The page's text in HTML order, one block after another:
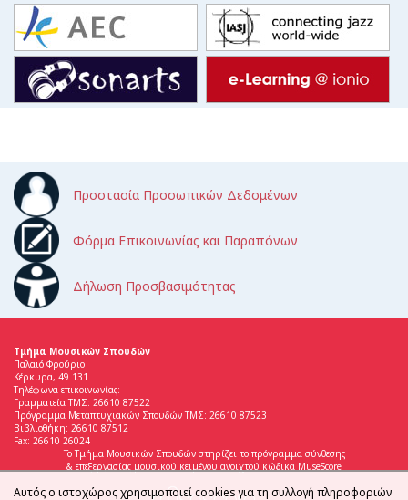
Προστασία Προσωπικών Δεδομένων
Φόρμα Επικοινωνίας και Παραπόνων
Δήλωση Προσβασιμότητας
Τμήμα Μουσικών Σπουδών
Παλαιό Φρούριο
Κέρκυρα, 49 131
Τηλέφωνα επικοινωνίας:
Γραμματεία ΤΜΣ: 26610 87522
Πρόγραμμα Μεταπτυχιακών Σπουδών ΤΜΣ: 26610 87523
Βιβλιοθήκη: 26610 87512
Fax: 26610 26024
Το Τμήμα Μουσικών Σπουδών στηρίζει το πρόγραμμα σύνθεσης
& επεξεργασίας μουσικού κειμένου ανοιχτού κώδικα MuseScore
Αυτός ο ιστοχώρος χρησιμοποιεί cookies για τη συλλογή πληροφοριών